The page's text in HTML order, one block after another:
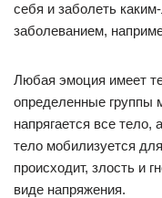
себя и заболеть
заболеванием,
Любая эмоция имеет
определенные группы
напрягается все
тело мобилизуется
происходит, злость и
виде напряжения.